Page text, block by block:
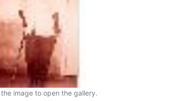
image to open the gallery.